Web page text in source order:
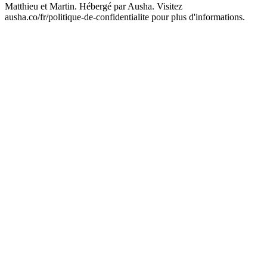
Matthieu et Martin. Hébergé par Ausha. Visitez
ausha.co/fr/politique-de-confidentialite pour plus d'informations.